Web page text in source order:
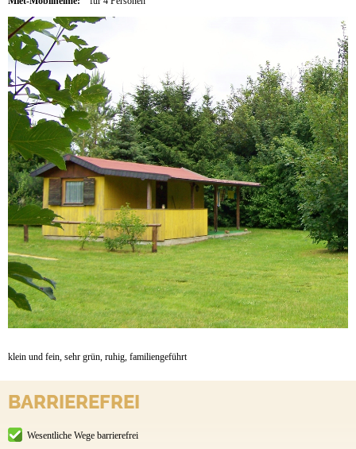
klein und fein, sehr grün, ruhig, familiengeführt
BARRIEREFREI
Wesentliche Wege barrierefrei